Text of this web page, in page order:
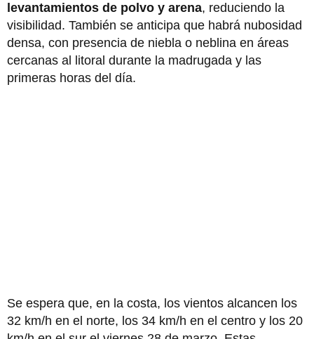
levantamientos de polvo y arena, reduciendo la
visibilidad. También se anticipa que habrá nubosidad
densa, con presencia de niebla o neblina en áreas
cercanas al litoral durante la madrugada y las
primeras horas del día.
Se espera que, en la costa, los vientos alcancen los
32 km/h en el norte, los 34 km/h en el centro y los 20